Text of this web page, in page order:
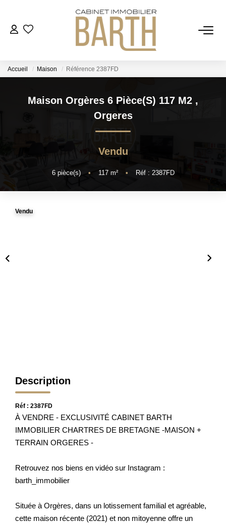
ESTIMER
VENDRE
AGENCE
Accueil Maison Référence 2387FD
Maison Orgères 6 Pièce(s) 117 M2 ,
Orgeres
Vendu
6pièce(s) • 117m² • Réf : 2387FD
Vendu
Description
Réf : 2387FD
À VENDRE - EXCLUSIVITÉ CABINET BARTH
IMMOBILIER CHARTRES DE BRETAGNE -MAISON +
TERRAIN ORGERES -
Retrouvez nos biens en vidéo sur Instagram :
barth_immobilier
Située à Orgères, dans un lotissement familial et agréable,
cette maison récente (2021) et non mitoyenne offre un